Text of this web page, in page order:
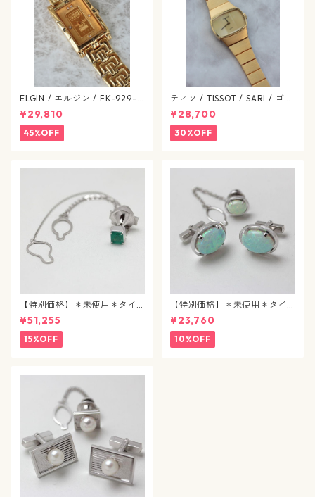
ELGIN / エルジン / FK-929-C
ゴールド / 638-07-elgin
¥29,810
45%OFF
ティソ / TISSOT / SARI / ゴー
ルドカラー / 文字盤 SS / 手巻
き式 / 1224-03-tissot
¥28,700
30%OFF
【特別価格】＊未使用＊タイ
タック / エメラルド / j89
¥51,255
15%OFF
【特別価格】＊未使用＊タイ
タック&カフスボタン / 合成パ
ール / j90
¥23,760
10%OFF